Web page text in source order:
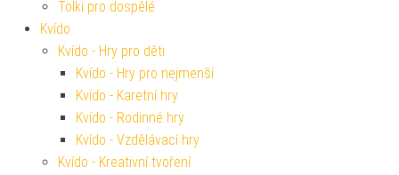
Tolki pro dospělé
Kvído
Kvído - Hry pro děti
Kvído - Hry pro nejmenší
Kvído - Karetní hry
Kvído - Rodinné hry
Kvído - Vzdělávací hry
Kvído - Kreativní tvoření